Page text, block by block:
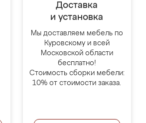
Доставка
и установка
Мы доставляем мебель по
Куровскому и всей
Московской области
бесплатно!
Стоимость сборки мебели:
10% от стоимости заказа.